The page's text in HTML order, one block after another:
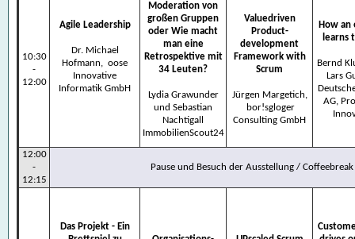
10:30
-
12:00
Agile Leadership
Dr. Michael
Hofmann, oose
Innovative
Informatik GmbH
Moderation von
großen Gruppen
oder Wie macht
man eine
Retrospektive mit
34 Leuten?
Lydia Grawunder
und Sebastian
Nachtigall
ImmobilienScout24
Valuedriven
Product-
development
Framework with
Scrum
Jürgen Margetich,
bor!sgloger
Consulting GmbH
How an
learns
Bernd
Lars
AG,
12:00
-
12:15
Pause und Besuch der Ausstellung /
Das Projekt - Ein